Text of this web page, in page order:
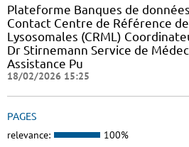
Plateforme Banques de
Contact Centre de Référence
Lysosomales (CRML)
Dr Stirnemann Service de
Assistance Pu
18/02/2026 15:25
PAGES
relevance: 100%